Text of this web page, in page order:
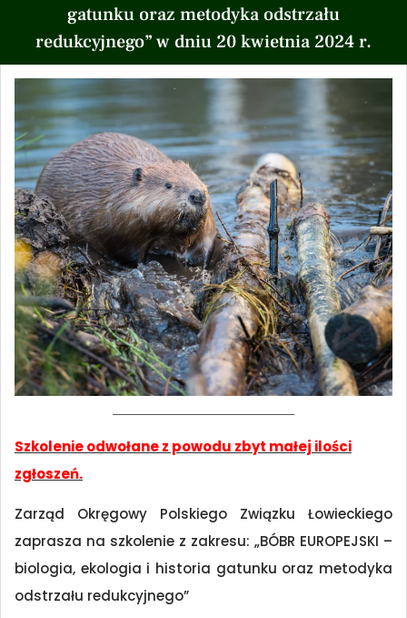
gatunku oraz metodyka odstrzału
redukcyjnego” w dniu 20 kwietnia 2024 r.
Szkolenie odwołane z powodu zbyt małej ilości
zgłoszeń.
Zarząd Okręgowy Polskiego Związku Łowieckiego
zaprasza na szkolenie z zakresu: „BÓBR EUROPEJSKI –
biologia, ekologia i historia gatunku oraz metodyka
odstrzału redukcyjnego”